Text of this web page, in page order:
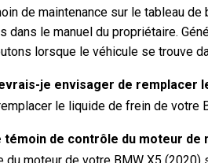
de maintenance sur le tableau
dans le manuel du propriétaire.
lorsque le véhicule se trouve
je envisager de remplacer
le liquide de frein de votre
de contrôle du moteur de